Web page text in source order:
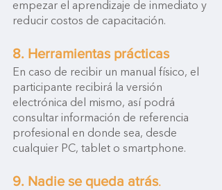
empezar el aprendizaje de inmediato y
reducir costos de capacitación.
8. Herramientas prácticas
En caso de recibir un manual físico, el
participante recibirá la versión
electrónica del mismo, así podrá
consultar información de referencia
profesional en donde sea, desde
cualquier PC, tablet o smartphone.
9. Nadie se queda atrás.